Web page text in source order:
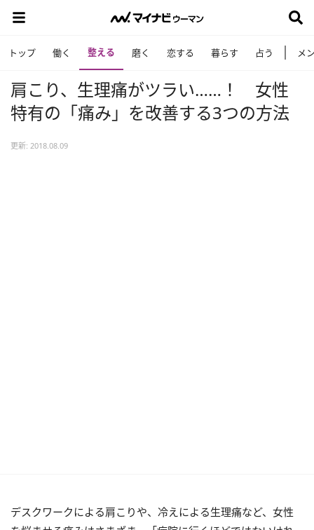
トップ 働く 整える 磨く 恋する 暮らす 占う メ
肩こり、生理痛がツラい……！ 女性
特有の「痛み」を改善する3つの方法
更新: 2018.08.09
デスクワークによる肩こりや、冷えによる生理痛など、女性